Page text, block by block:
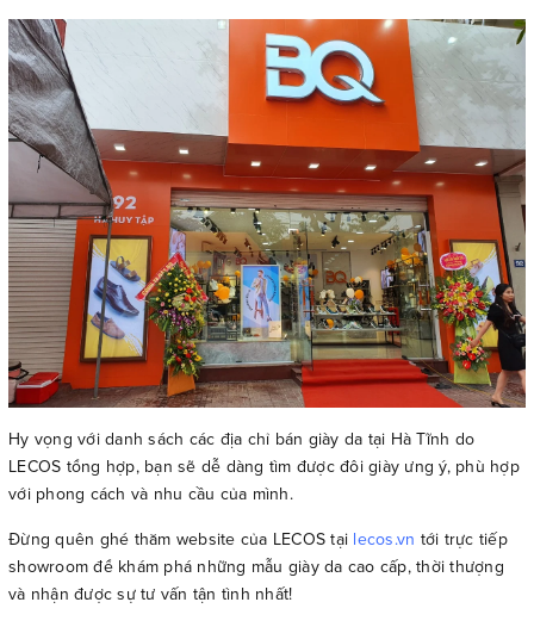
Hy vọng với danh sách các địa chỉ bán giày da tại Hà Tĩnh do
LECOS tổng hợp, bạn sẽ dễ dàng tìm được đôi giày ưng ý, phù hợp
với phong cách và nhu cầu của mình.
Đừng quên ghé thăm website của LECOS tại lecos.vn tới trực tiếp
showroom để khám phá những mẫu giày da cao cấp, thời thượng
và nhận được sự tư vấn tận tình nhất!